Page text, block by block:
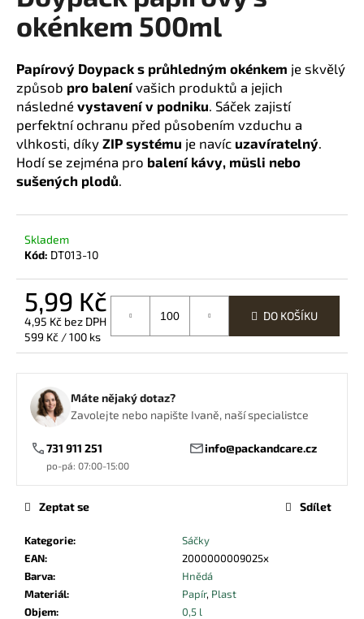
okénkem 500ml
Papírový Doypack s průhledným okénkem je skvělý
způsob pro balenívašich produktů a jejich
následné vystavení v podniku . Sáček zajistí
perfektní ochranu před působením vzduchu a
vlhkosti, díky ZIP systému je navíc uzavíratelný
Hodí se zejména pro balení kávy, müsli nebo
sušených plodů
Skladem
Kód: DT013-10
5,99 Kč
4,95 Kč bez DPH
Měrná
cena:
599 Kč / 100 ks
DO KOŠÍKU
Máte nějaký dotaz?
Zavolejte nebo napište Ivaně, naší specialistce
731 911 251
po-pá: 07:00-15:00
info@packandcare.cz
Kategorie:
Sáčky
EAN:
2000000009025x
Barva:
Hnědá
Materiál: Papír, Plast
Objem:
0,5 l
Zeptat se Sdílet
a
j
í
t
?
HLEDAT
D
o
o
u
č
PEČICÍ
SILIKONEM
HNĚDÝ
400X600
1,54
Kč